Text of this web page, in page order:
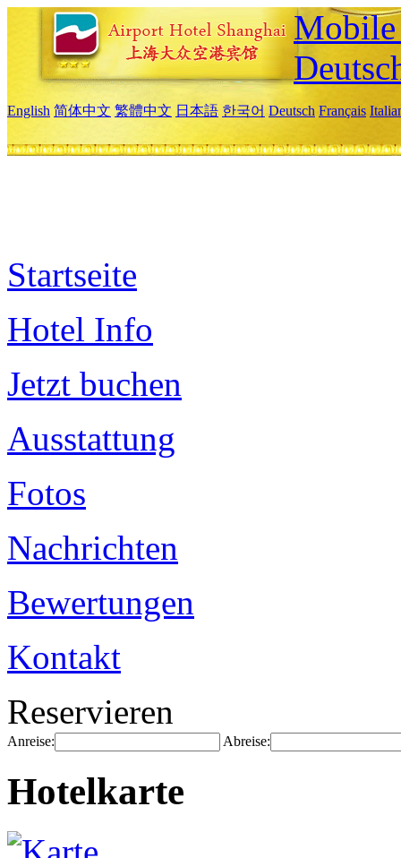
Mobile
English 简体中文 繁體中文 日本語 한국어 Deutsch Français
Startseite
Hotel Info
Jetzt buchen
Ausstattung
Fotos
Nachrichten
Bewertungen
Kontakt
Reservieren
Anreise: Abreise:
Hotelkarte